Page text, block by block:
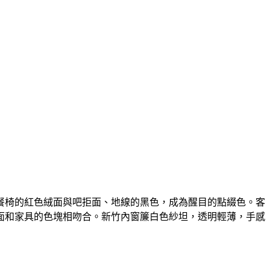
的紅色絨面與吧拒面、地線的黑色，成為醒目的點綴色。客
家具的色塊相吻合。新竹內窗簾白色紗坦，透明輕薄，手感